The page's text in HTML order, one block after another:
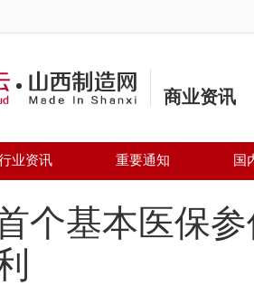
商业资讯
业资讯 重要通知 国
个基本医保